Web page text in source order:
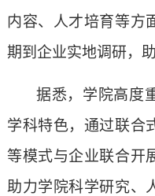
内容、人才培育等方
期到企业实地调研，
据悉，学院高度
学科特色，通过联合
等模式与企业联合开
助力学院科学研究、